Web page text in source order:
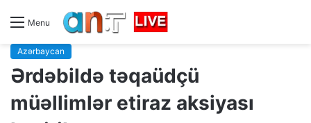
Menu
Azərbaycan
Ərdəbildə təqaüdçü
müəllimlər etiraz aksiyası